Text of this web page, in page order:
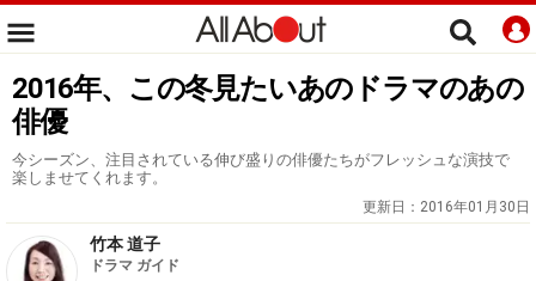
2016年、この冬見たいあのドラマのあの
俳優
今シーズン、注目されている伸び盛りの俳優たちがフレッシュな演技で
楽しませてくれます。
更新日： 2016年01月30日
竹本 道子
ドラマ ガイド